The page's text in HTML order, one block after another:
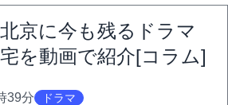
北京に今も残るドラマ
を動画で紹介[コラム]
39分 ドラマ